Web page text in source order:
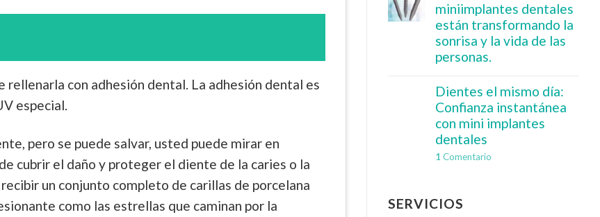
rellenarla con adhesión dental. La adhesión dental es
especial.
pero se puede salvar, usted puede mirar en
cubrir el daño y proteger el diente de la caries o la
un conjunto completo de carillas de porcelana
como las estrellas que caminan por la
miniimplantes dentales
están transformando la
sonrisa y la vida de las
personas.
Dientes el mismo día:
Confianza instantánea
con mini implantes
dentales
1 Comentario
SERVICIOS